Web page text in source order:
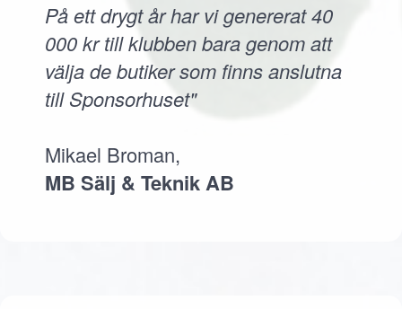
På ett drygt år har vi genererat 40
000 kr till klubben bara genom att
välja de butiker som finns anslutna
till Sponsorhuset"
Mikael Broman,
MB Sälj & Teknik AB